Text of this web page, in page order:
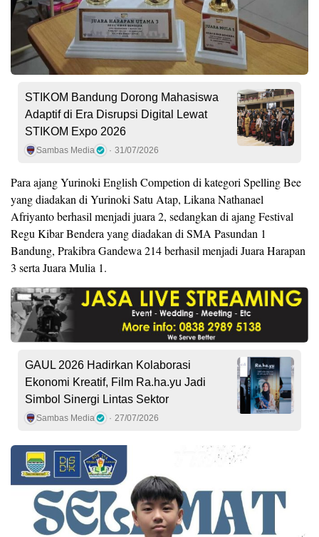
STIKOM Bandung Dorong Mahasiswa
Adaptif di Era Disrupsi Digital Lewat
STIKOM Expo 2026
Sambas Media 31/07/2026
Para ajang Yurinoki English Competion di kategori Spelling Bee
yang diadakan di Yurinoki Satu Atap, Likana Nathanael
Afriyanto berhasil menjadi juara 2, sedangkan di ajang Festival
Regu Kibar Bendera yang diadakan di SMA Pasundan 1
Bandung, Prakibra Gandewa 214 berhasil menjadi Juara Harapan
3 serta Juara Mulia 1.
GAUL 2026 Hadirkan Kolaborasi
Ekonomi Kreatif, Film Ra.ha.yu Jadi
Simbol Sinergi Lintas Sektor
Sambas Media 27/07/2026